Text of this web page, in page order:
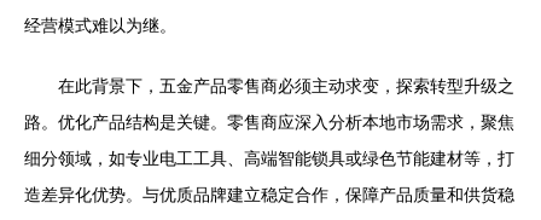
经营模式难以为继。
在此背景下，五金产品零售商必须主动求变，探索转型升级之
路。优化产品结构是关键。零售商应深入分析本地市场需求，聚焦
细分领域，如专业电工工具、高端智能锁具或绿色节能建材等，打
造差异化优势。与优质品牌建立稳定合作，保障产品质量和供货稳